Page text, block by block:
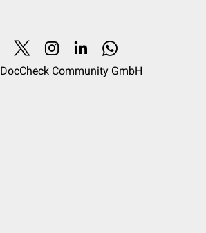
DocCheck Community GmbH